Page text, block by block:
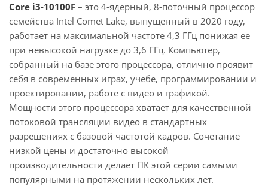
Core i3-10100F – это 4-ядерный, 8-поточный процессор
семейства Intel Comet Lake, выпущенный в 2020 году,
работает на максимальной частоте 4,3 ГГц понижая ее
при невысокой нагрузке до 3,6 ГГц. Компьютер,
собранный на базе этого процессора, отлично проявит
себя в современных играх, учебе, программировании и
проектировании, работе с видео и графикой.
Мощности этого процессора хватает для качественной
потоковой трансляции видео в стандартных
разрешениях с базовой частотой кадров. Сочетание
низкой цены и достаточно высокой
производительности делает ПК этой серии самыми
популярными на протяжении нескольких лет.